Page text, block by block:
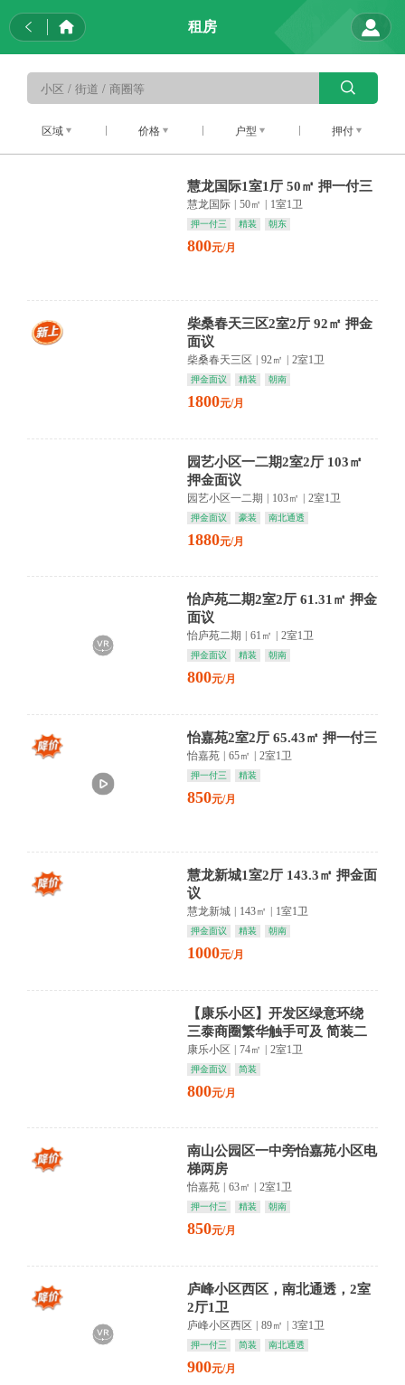
租房
区域 价格 户型 押付
慧龙国际1室1厅 50㎡ 押一付三
慧龙国际 50㎡ 1室1卫
押一付三 精装 朝东
800元/月
柴桑春天三区2室2厅 92㎡ 押金
面议
柴桑春天三区 92㎡ 2室1卫
押金面议 精装 朝南
1800元/月
园艺小区一二期2室2厅 103㎡
押金面议
园艺小区一二期 103㎡ 2室1卫
押金面议 豪装 南北通透
1880元/月
怡庐苑二期2室2厅 61.31㎡ 押金
面议
怡庐苑二期 61㎡ 2室1卫
押金面议 精装 朝南
800元/月
怡嘉苑2室2厅 65.43㎡ 押一付三
怡嘉苑 | 65㎡ | 2室1卫
押一付三 精装
850元/月
慧龙新城1室2厅 143.3㎡ 押金面
议
慧龙新城 143㎡ 1室1卫
押金面议 精装 朝南
1000元/月
【康乐小区】开发区绿意环绕
三泰商圈繁华触手可及 简装二
层静享生活
康乐小区 | 74㎡ | 2室1卫
押金面议 简装
800元/月
南山公园区一中旁怡嘉苑小区电
梯两房
怡嘉苑 63㎡ 2室1卫
押一付三 精装 朝南
850元/月
庐峰小区西区，南北通透，2室
2厅1卫
庐峰小区西区 | 89㎡ | 3室1卫
押一付三 简装 南北通透
900元/月